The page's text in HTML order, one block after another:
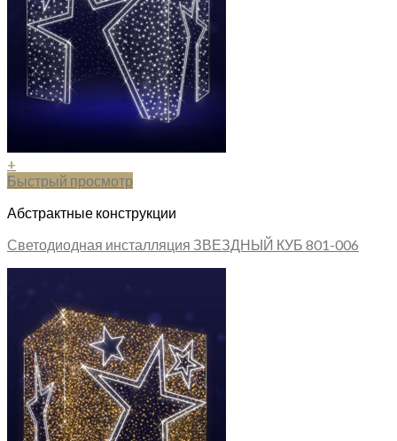
+
Быстрый просмотр
Абстрактные конструкции
Светодиодная инсталляция ЗВЕЗДНЫЙ КУБ 801-006